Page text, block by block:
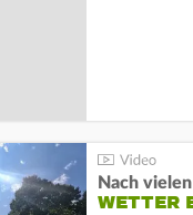
Nach
WETTER